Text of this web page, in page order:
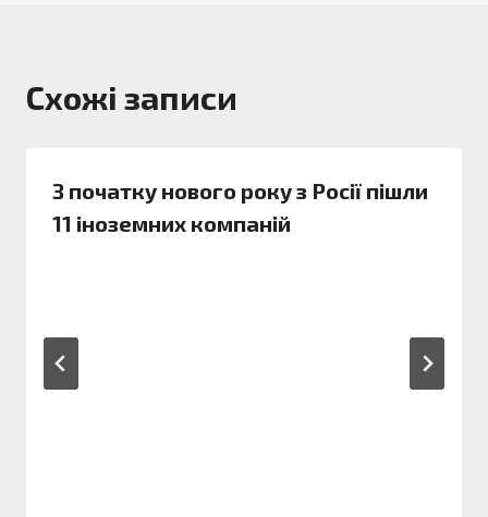
Схожі записи
З початку нового року з Росії пішли
11 іноземних компаній